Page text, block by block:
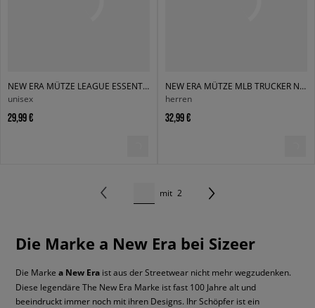
NEW ERA MÜTZE LEAGUE ESSENTIAL 9FORTY NEYYAN WDC
unisex
29,99 €
NEW ERA MÜTZE MLB TRUCKER NYY NEW YORK YANKEES BLKBLK
herren
32,99 €
mit 2
Die Marke a New Era bei Sizeer
Die Marke a New Era ist aus der Streetwear nicht mehr wegzudenken.
Diese legendäre The New Era Marke ist fast 100 Jahre alt und
beeindruckt immer noch mit ihren Designs. Ihr Schöpfer ist ein